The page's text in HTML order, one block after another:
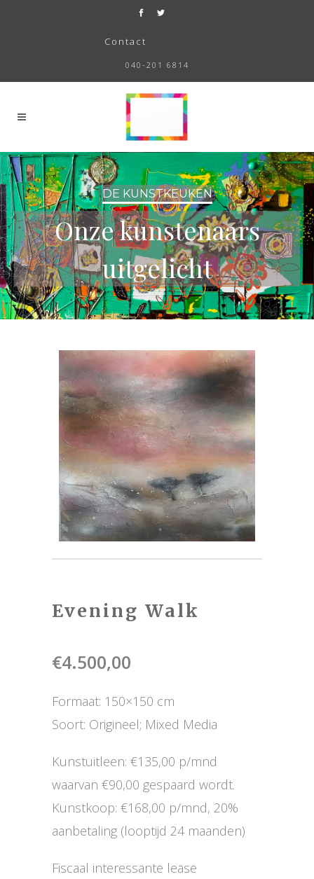
Contact
040-201 6814
DE KUNSTKEUKEN
Onze kunstenaars
uitgelicht
Evening Walk
€4.500,00
Formaat: 150×150 cm
Soort: Origineel; Mixed Media
Kunstuitleen: €135,00 p/mnd
waarvan €90,00 gespaard wordt.
Kunstkoop: €168,00 p/mnd, 20%
aanbetaling (looptijd 24 maanden)
Fiscaal interessante lease